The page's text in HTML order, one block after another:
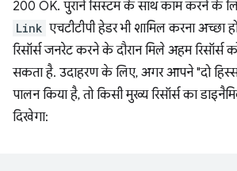
200 OK. पुराने सिस्टम के साथ काम करने के
Link एचटीटीपी हेडर भी शामिल करना अच्छा
रिसॉर्स जनरेट करने के दौरान मिले अहम रिसॉर्स
सकता है. उदाहरण के लिए, अगर आपने "दो
पालन किया है, तो किसी मुख्य रिसॉर्स का
दिखेगा: